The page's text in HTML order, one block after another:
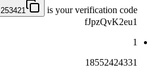
253421
is your verification code
fJpzQvK2eu1
1
18552424331